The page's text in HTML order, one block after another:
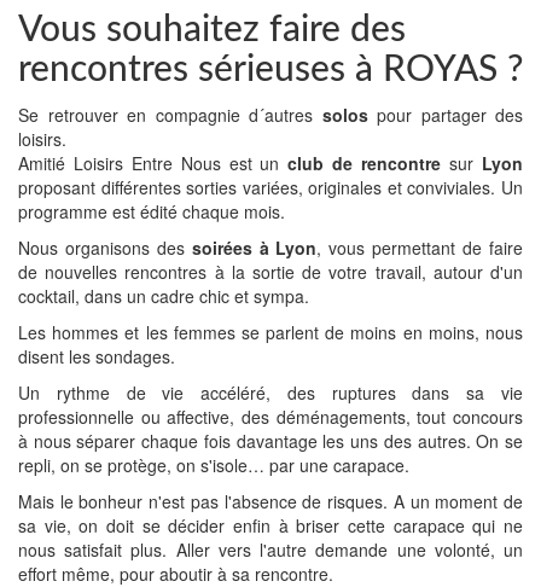
Vous souhaitez faire des
rencontres sérieuses à ROYAS ?
Se retrouver en compagnie d´autres solospour partager des
loisirs.
Amitié Loisirs Entre Nous est unclub de rencontre sur Lyon
proposant différentes sorties variées, originales et conviviales. Un
programme est édité chaque mois.
Nous organisons des soirées à Lyon, vous permettant de faire
de nouvelles rencontres à la sortie de votre travail, autour d'un
cocktail, dans un cadre chic et sympa.
Les hommes et les femmes se parlent de moins en moins, nous
disent les sondages.
Un rythme de vie accéléré, des ruptures dans sa vie
professionnelle ou affective, des déménagements, tout concours
à nous séparer chaque fois davantage les uns des autres. On se
repli, on se protège, on s'isole… par une carapace.
Mais le bonheur n'est pas l'absence de risques. A un moment de
sa vie, on doit se décider enfin à briser cette carapace qui ne
nous satisfait plus. Aller vers l'autre demande une volonté, un
effort même, pour aboutir à sa rencontre.